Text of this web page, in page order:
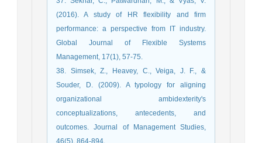
(2016). A study of HR flexibility and firm
performance: a perspective from IT industry.
Global Journal of Flexible Systems
Management, 17(1), 57-75.
38. Simsek, Z., Heavey, C., Veiga, J. F., &
Souder, D. (2009). A typology for aligning
organizational ambidexterity's
conceptualizations, antecedents, and
outcomes. Journal of Management Studies,
46(5), 864-894.